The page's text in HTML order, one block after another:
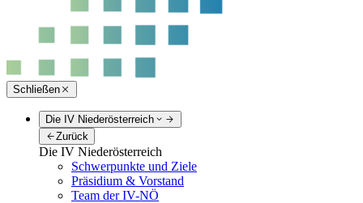
Schließen
Die IV Niederösterreich
Zurück
Die IV Niederösterreich
Schwerpunkte und Ziele
Präsidium & Vorstand
Team der IV-NÖ